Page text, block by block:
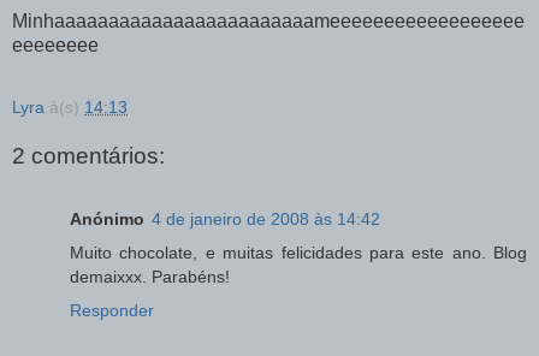
Minhaaaaaaaaaaaaaaaaaaaaaaaameeeeeeeeeeeeeeeeee
eeeeeeee
Lyra à(s) 14:13
2 comentários:
Anónimo 4 de janeiro de 2008 às 14:42
Muito chocolate, e muitas felicidades para este ano. Blog
demaixxx. Parabéns!
Responder